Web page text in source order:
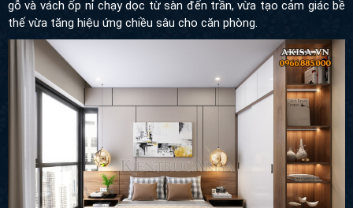
vách ốp nỉ chạy dọc từ sàn đến trần, vừa tạo cảm giác bề thế
vừa tăng hiệu ứng chiều sâu cho căn phòng.